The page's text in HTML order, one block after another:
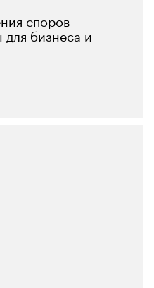
споров
бизнеса и